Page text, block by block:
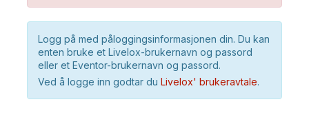
Logg på med påloggingsinformasjonen din. Du kan
enten bruke et Livelox-brukernavn og passord
eller et Eventor-brukernavn og passord.
Ved å logge inn godtar du Livelox' brukeravtale.